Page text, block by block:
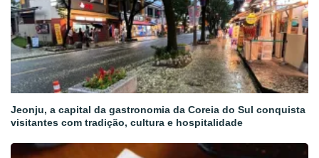
Jeonju, a capital da gastronomia da Coreia do Sul conquista
visitantes com tradição, cultura e hospitalidade